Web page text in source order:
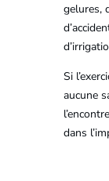
gelures,
Si
aucune
dans